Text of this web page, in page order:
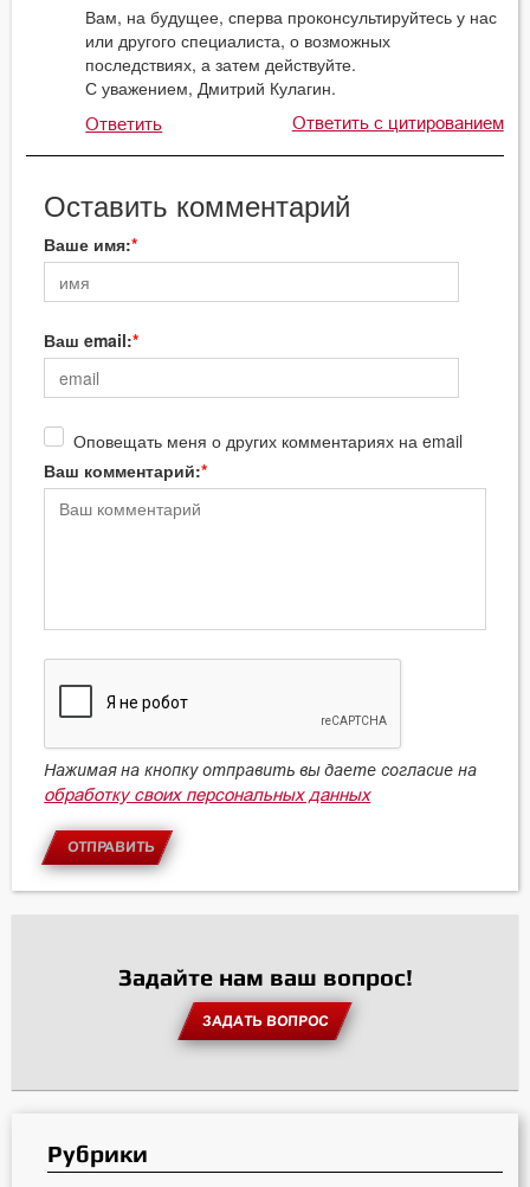
Вам, на будущее, сперва проконсультируйтесь у нас
или другого специалиста, о возможных
последствиях, а затем действуйте.
С уважением, Дмитрий Кулагин.
Ответить Ответить с цитированием
Оставить комментарий
Ваше имя:
Ваш email:
Оповещать меня о других комментариях на email
Ваш комментарий:
Нажимая на кнопку отправить вы даете согласие на
обработку своих персональных данных
ОТПРАВИТЬ
Задайте нам ваш вопрос!
ЗАДАТЬ ВОПРОС
Рубрики